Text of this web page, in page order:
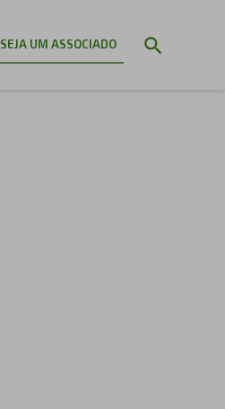
SEJA UM ASSOCIADO